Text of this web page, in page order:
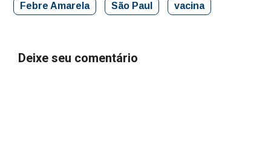
Febre Amarela São Paul vacina
Deixe seu comentário